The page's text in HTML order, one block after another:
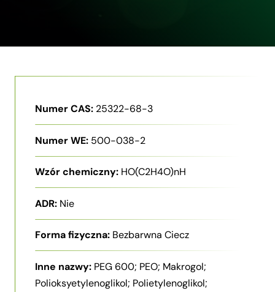
Numer CAS: 25322-68-3
Numer WE: 500-038-2
Wzór chemiczny: HO(C2H4O)nH
ADR: Nie
Forma fizyczna: Bezbarwna Ciecz
Inne nazwy: PEG 600; PEO; Makrogol;
Polioksyetylenoglikol; Polietylenoglikol;